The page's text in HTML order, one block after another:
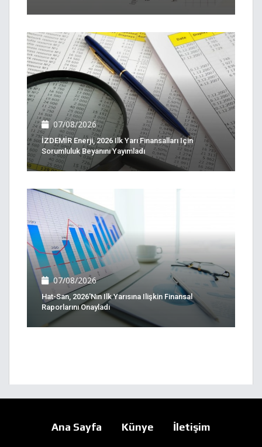
07/08/2026
İZDEMİR Enerji, 2026 Ilk Yarı Finansalları Için
Sorumluluk Beyanını Yayımladı
07/08/2026
Hat-San, 2026'nın Ilk Yarısına Ilişkin Finansal
Raporlarını Onayladı
Ana Sayfa Künye İletişim